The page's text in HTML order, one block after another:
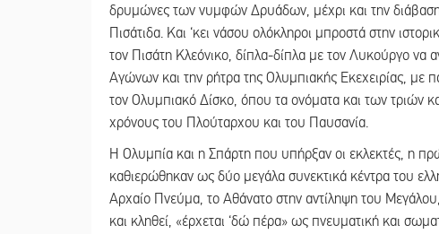
δρυμώνες των νυμφών Δρυάδων, μέχρι και την
Πισάτιδα. Και ‘κει νάσου ολόκληροι μπροστά στην
τον Πισάτη Κλεόνικο, δίπλα-δίπλα με τον Λυκούργο
Αγώνων και την ρήτρα της Ολυμπιακής Εκεχειρίας, με
τον Ολυμπιακό Δίσκο, όπου τα ονόματα και των τριών
χρόνους του Πλούταρχου και του Παυσανία.
Η Ολυμπία και η Σπάρτη που υπήρξαν οι εκλεκτές, η
καθιερώθηκαν ως δύο μεγάλα συνεκτικά κέντρα του
Αρχαίο Πνεύμα, το Αθάνατο στην αντίληψη του
και κληθεί, «έρχεται ‘δώ πέρα» ως πνευματική και